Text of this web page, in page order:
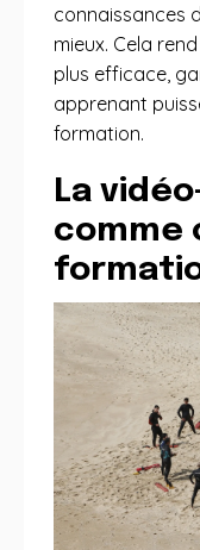
connaissances
mieux. Cela
plus efficace,
apprenant
formation.
La
comme